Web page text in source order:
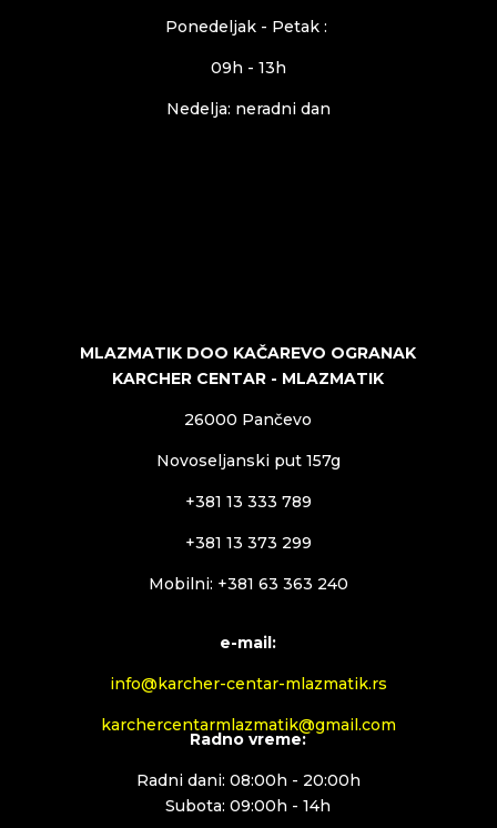
Ponedeljak - Petak :
09h - 13h
Nedelja: neradni dan
MLAZMATIK DOO KAČAREVO OGRANAK
KARCHER CENTAR - MLAZMATIK
26000 Pančevo
Novoseljanski put 157g
+381 13 333 789
+381 13 373 299
Mobilni: +381 63 363 240
e-mail:
info@karcher-centar-mlazmatik.rs
karchercentarmlazmatik@gmail.com
Radno vreme:
Radni dani: 08:00h - 20:00h
Subota: 09:00h - 14h